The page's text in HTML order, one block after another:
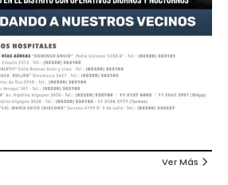
Ver Más